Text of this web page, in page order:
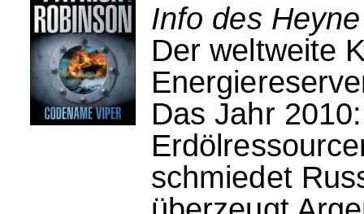
Info des
Der weltweite
Das Jahr
schmiedet